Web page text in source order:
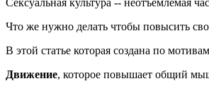
Что же нужно делать чтобы повысить
В этой статье которая создана по
Движение, которое повышает общий